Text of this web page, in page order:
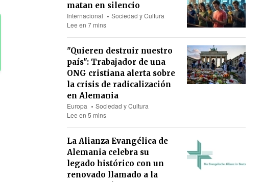
matan en silencio
Internacional
Sociedad y Cultura
Lee en 7 mins
"Quieren destruir nuestro
país": Trabajador de una
ONG cristiana alerta sobre
la crisis de radicalización
en Alemania
Europa
Sociedad y Cultura
Lee en 5 mins
La Alianza Evangélica de
Alemania celebra su
legado histórico con un
renovado llamado a la